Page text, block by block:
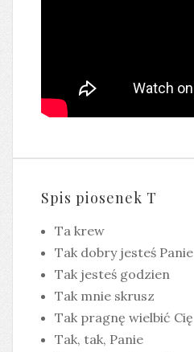
Spis piosenek T
Ta krew
Tak dobry jesteś Panie
Tak jesteś godzien
Tak mnie skrusz
Tak pragnę wielbić Cię
Tak, tak, Panie